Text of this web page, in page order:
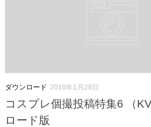
ダウンロード 2018年1月28日
コスプレ個撮投稿特集6 （
ロード版